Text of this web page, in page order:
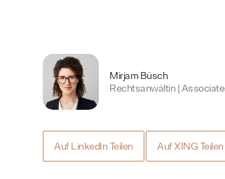
Mirjam Büsch
Rechtsanwältin | Associate
Auf LinkedIn Teilen Auf XING Teilen